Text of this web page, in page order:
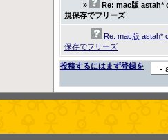
»
Re: mac版 astah*
規保存でフリーズ
Re: mac版 astah*
保存でフリーズ
投稿するにはまず登録を